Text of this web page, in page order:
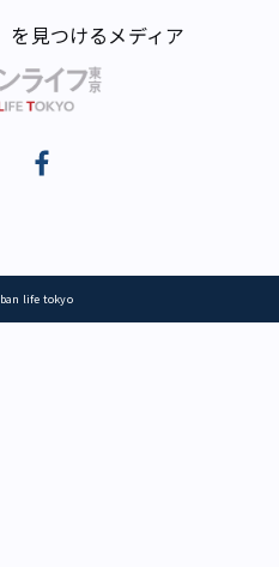
を見つけるメディア
life tokyo